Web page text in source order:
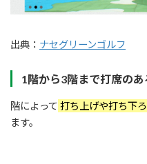
出典： ナセグリーンゴルフ
1階から3階まで打席の
階によって 打ち上げや打ち下
ます。